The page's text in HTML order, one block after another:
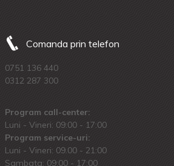
Comanda prin telefon
0751 136 440
0312 287 300
Program call-center:
Luni - Vineri: 09:00 - 17:00
Program service-uri:
Luni - Vineri: 09.00 - 21:00
Sambata: 09:00 - 17:00